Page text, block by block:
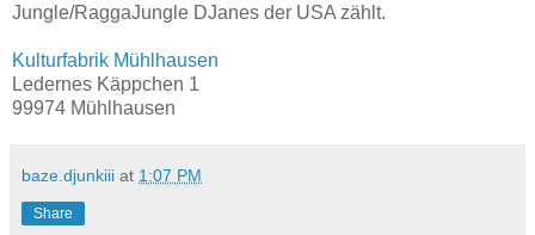
Jungle/RaggaJungle DJanes der USA zählt.
Kulturfabrik Mühlhausen
Ledernes Käppchen 1
99974 Mühlhausen
baze.djunkiii at 1:07 PM
Share